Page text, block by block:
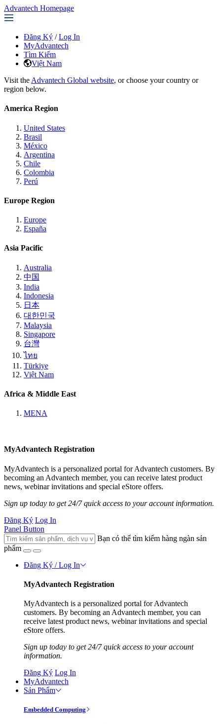
Advantech Homepage
Đăng Ký / Log In
MyAdvantech
Tìm Kiếm
Việt Nam
Visit the Advantech Global website, or choose your country or
region below.
America Region
United States
Brasil
México
Argentina
Chile
Colombia
Perú
Europe Region
Europe
España
Asia Pacific
Australia
中国
India
Indonesia
日本
대한민국
Malaysia
Singapore
台灣
ไทย
Türkiye
Việt Nam
Africa & Middle East
MENA
MyAdvantech Registration
MyAdvantech is a personalized portal for Advantech customers. By
becoming an Advantech member, you can receive latest product
news, webinar invitations and special eStore offers.
Sign up today to get 24/7 quick access to your account information.
Đăng Ký Log In
Panel Button
Bạn có thể tìm kiếm hàng ngàn sản
phẩm
Đăng Ký / Log In
MyAdvantech Registration
MyAdvantech is a personalized portal for Advantech
customers. By becoming an Advantech member, you can
receive latest product news, webinar invitations and special
eStore offers.
Sign up today to get 24/7 quick access to your account
information.
Đăng Ký Log In
MyAdvantech
Sản Phẩm
Embedded Computing